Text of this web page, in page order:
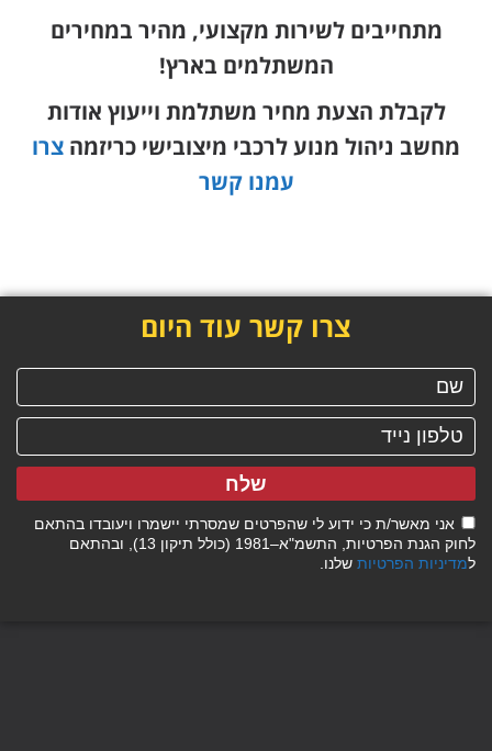
מתחייבים לשירות מקצועי, מהיר במחירים
המשתלמים בארץ!
לקבלת הצעת מחיר משתלמת וייעוץ אודות
מחשב ניהול מנוע לרכבי מיצובישי כריזמה צרו
עמנו קשר
צרו קשר עוד היום
אני מאשר/ת כי ידוע לי שהפרטים שמסרתי יישמרו ויעובדו בהתאם
לחוק הגנת הפרטיות, התשמ"א–1981 (כולל תיקון 13), ובהתאם
למדיניות הפרטיות שלנו.
שלח